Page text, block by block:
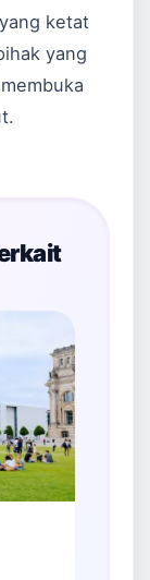
ketat
yang